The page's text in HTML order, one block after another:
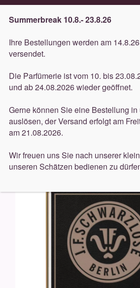
Lieferung innerhalb 3
Navigation
springen
Inhalt
springen
Düfte
Dekorative
Accessoires
Start Düfte Schwarzlose
Summerbreak 10.8.- 23.8.26
Ihre Bestellungen werden am
versendet.
Die Parfümerie ist vom 10. bis
und ab 24.08.2026 wieder geöffnet.
Gerne können Sie eine Bestellung
auslösen, der Versand erfolgt am
am 21.08.2026.
Wir freuen uns Sie nach unserer
unseren Schätzen bedienen zu